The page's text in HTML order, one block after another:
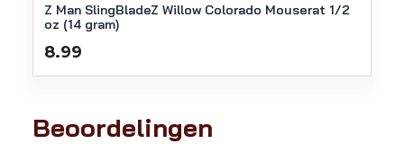
Z Man SlingBladeZ Willow Colorado Mouserat 1/2
oz (14 gram)
8.99
Beoordelingen